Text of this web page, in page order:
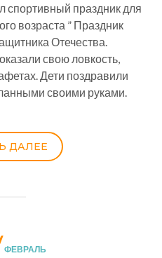
спортивный праздник для
возраста ” Праздник
Отечества.
свою ловкость,
Дети поздравили
своими руками.
ДАЛЕЕ
ФЕВРАЛЬ